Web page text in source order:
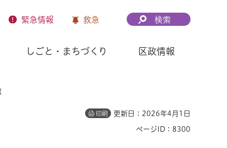
緊急情報 救急 検索
しごと・まちづくり 区政情報
印刷 更新日：2026年4月1日
ページID：8300